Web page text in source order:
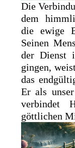
Die
dem
die ewige
Seinen
der Dienst
gingen,
das
Er als
verbindet
göttlichen